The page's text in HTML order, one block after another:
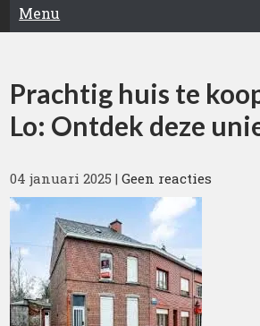
Menu
Prachtig huis te
Lo: Ontdek deze
04 januari 2025 |Geen reacties